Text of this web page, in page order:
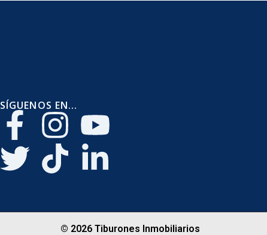
SÍGUENOS EN...
© 2026 Tiburones Inmobiliarios